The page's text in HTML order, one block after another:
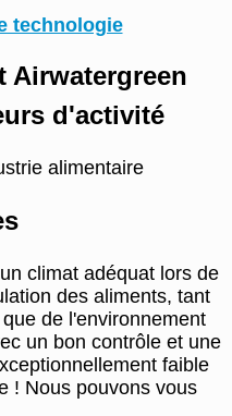
technologie
Airwatergreen
d'activité
alimentaire
climat adéquat lors de
des aliments, tant
de l'environnement
un bon contrôle et une
faible
! Nous pouvons vous